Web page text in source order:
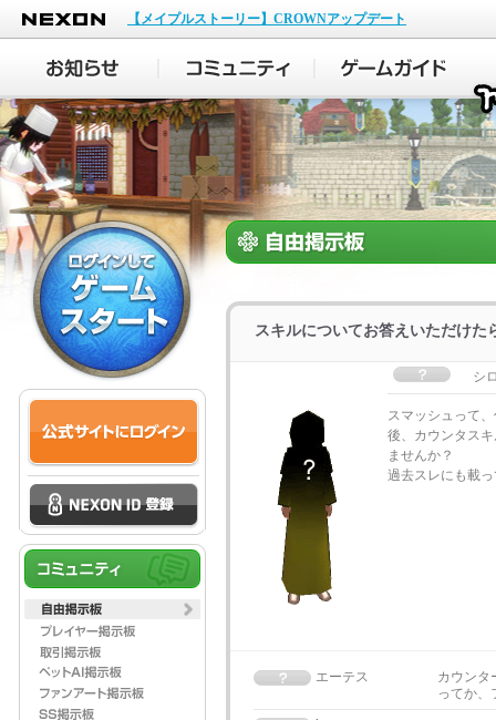
NEXON
【メイプルストーリー】CROWNアップデート
スキルについてお答えいただけた
シ
スマッシュって
後、カウンタス
ませんか？
過去スレにも載
エーテス
カウンタ
ってか